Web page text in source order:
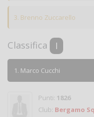
3. Brenno Zuccarello
Classifica I
1. Marco Cucchi
Punti: 1826
Club: Bergamo